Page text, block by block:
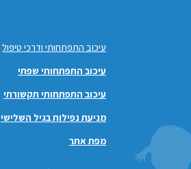
עיכוב התפתחותי ודרכי טיפול
עיכוב התפתחותי שפתי
עיכוב התפתחותי תקשורתי
מניעת נפילות בגיל השלישי
מפת אתר